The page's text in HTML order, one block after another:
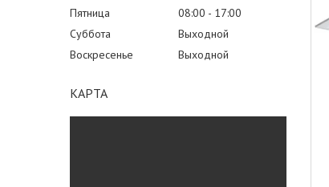
Пятница
08:00
17:00
Суббота
Выходной
Воскресенье
Выходной
КАРТА